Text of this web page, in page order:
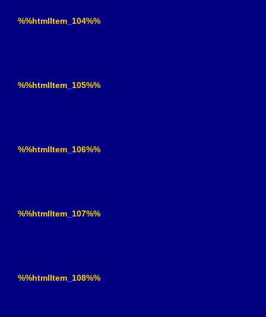
%%htmlItem_104%%
%%htmlItem_105%%
%%htmlItem_106%%
%%htmlItem_107%%
%%htmlItem_108%%